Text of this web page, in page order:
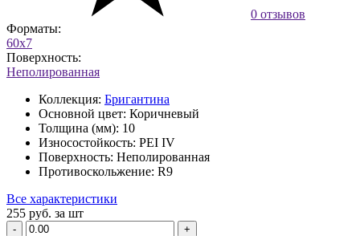
0 отзывов
Форматы:
60x7
Поверхность:
Неполированная
Коллекция: Бригантина
Основной цвет: Коричневый
Толщина (мм): 10
Износостойкость: PEI IV
Поверхность: Неполированная
Противоскольжение: R9
Все характеристики
255 руб. за шт